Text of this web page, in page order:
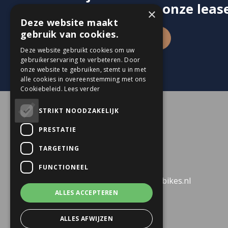
contact op met onze
Contact opnemen
info@dekkersbusinessbikes.nl
085 020 90 70
×
Deze website maakt
gebruik van cookies.
Deze website gebruikt cookies om uw
gebruikerservaring te verbeteren. Door
onze website te gebruiken, stemt u in met
alle cookies in overeenstemming met ons
Cookiebeleid. Lees verder
STRIKT NOODZAKELIJK
PRESTATIE
TARGETING
FUNCTIONEEL
ALLES ACCEPTEREN
ALLES AFWIJZEN